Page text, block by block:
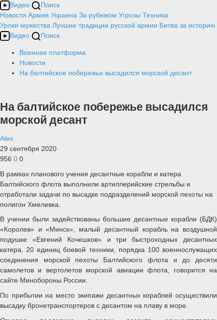
Видео
Поиск
Новости Армия Украина За рубежом Угрозы Техника
Уроки мужества Лучшие традиции русской армии Битва за историю
Видео
Поиск
Военная платформа
Новости
На балтийское побережье высадился морской десант
На балтийское побережье высадился
морской десант
Alex
29 сентября 2020
956 0 0
В рамках планового учения десантные корабли и катера
Балтийского флота выполнили артиллерийские стрельбы и
отработали задачи по высадке подразделений морской пехоты на
полигон Хмелевка.
В учении были задействованы большие десантные корабли (БДК)
«Королев» и «Минск», малый десантный корабль на воздушной
подушке «Евгений Кочешков» и три быстроходных десантных
катера, 20 единиц боевой техники, порядка 100 военнослужащих
соединения морской пехоты Балтийского флота и до десяти
самолетов и вертолетов морской авиации флота, говорится на
сайте Минобороны России.
По прибытии на место экипажи десантных кораблей осуществили
высадку бронетранспортеров с десантом на плаву в море.